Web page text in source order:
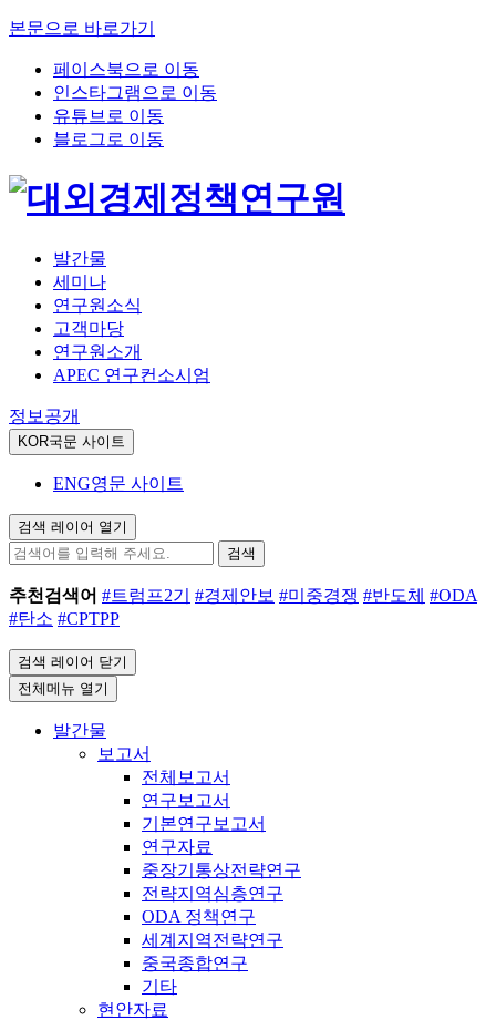
본문으로 바로가기
페이스북으로 이동
인스타그램으로 이동
유튜브로 이동
블로그로 이동
발간물
세미나
연구원소식
고객마당
연구원소개
APEC 연구컨소시엄
정보공개
KOR국문 사이트
ENG영문 사이트
검색 레이어 열기
검색
추천검색어 #트럼프2기 #경제안보 #미중경쟁 #반도체 #ODA
#탄소 #CPTPP
검색 레이어 닫기
전체메뉴 열기
발간물
보고서
전체보고서
연구보고서
기본연구보고서
연구자료
중장기통상전략연구
전략지역심층연구
ODA 정책연구
세계지역전략연구
중국종합연구
기타
현안자료